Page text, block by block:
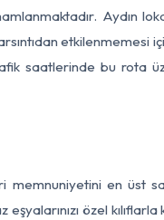
Aydın
etkilenmemesi
saatlerinde bu rota
memnuniyetini en üst
özel kılıflarla